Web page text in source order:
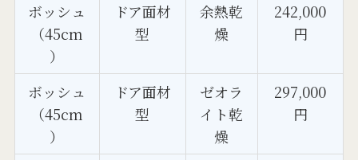
ボッシュ
（45cm
）
ドア面材
型
余熱乾
燥
242,000
円
ボッシュ
（45cm
）
ドア面材
型
ゼオラ
イト乾
燥
297,000
円